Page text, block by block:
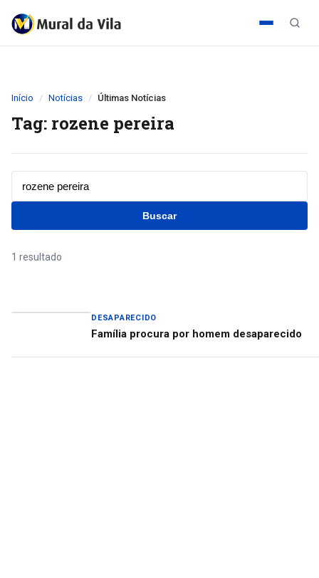
Início Notícias Últimas Notícias
Tag: rozene pereira
Buscar
1 resultado
DESAPARECIDO
Família procura por homem desaparecido